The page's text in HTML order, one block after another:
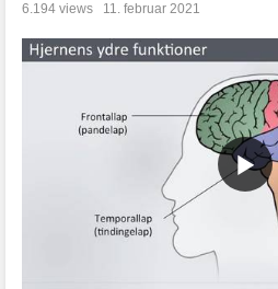
6.194 views 11. februar 2021